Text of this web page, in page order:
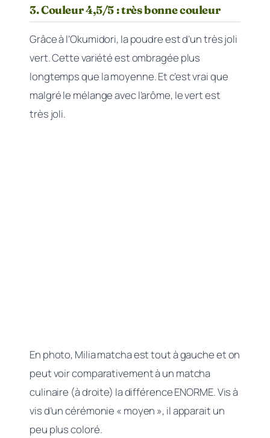
3. Couleur 4,5/5 : très bonne couleur
Grâce à l’Okumidori, la poudre est d’un très joli
vert. Cette variété est ombragée plus
longtemps que la moyenne. Et c’est vrai que
malgré le mélange avec l’arôme, le vert est
très joli.
En photo, Milia matcha est tout à gauche et on
peut voir comparativement à un matcha
culinaire (à droite) la différence ENORME. Vis à
vis d’un cérémonie « moyen », il apparait un
peu plus coloré.